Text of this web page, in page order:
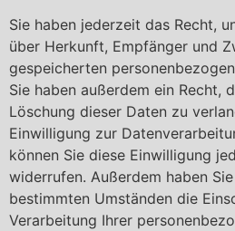
Sie haben jederzeit das Recht,
über Herkunft, Empfänger und
gespeicherten
Sie haben außerdem ein Recht,
Löschung dieser Daten zu
Einwilligung zur
können Sie diese Einwilligung
widerrufen. Außerdem haben
bestimmten Umständen die
Verarbeitung Ihrer